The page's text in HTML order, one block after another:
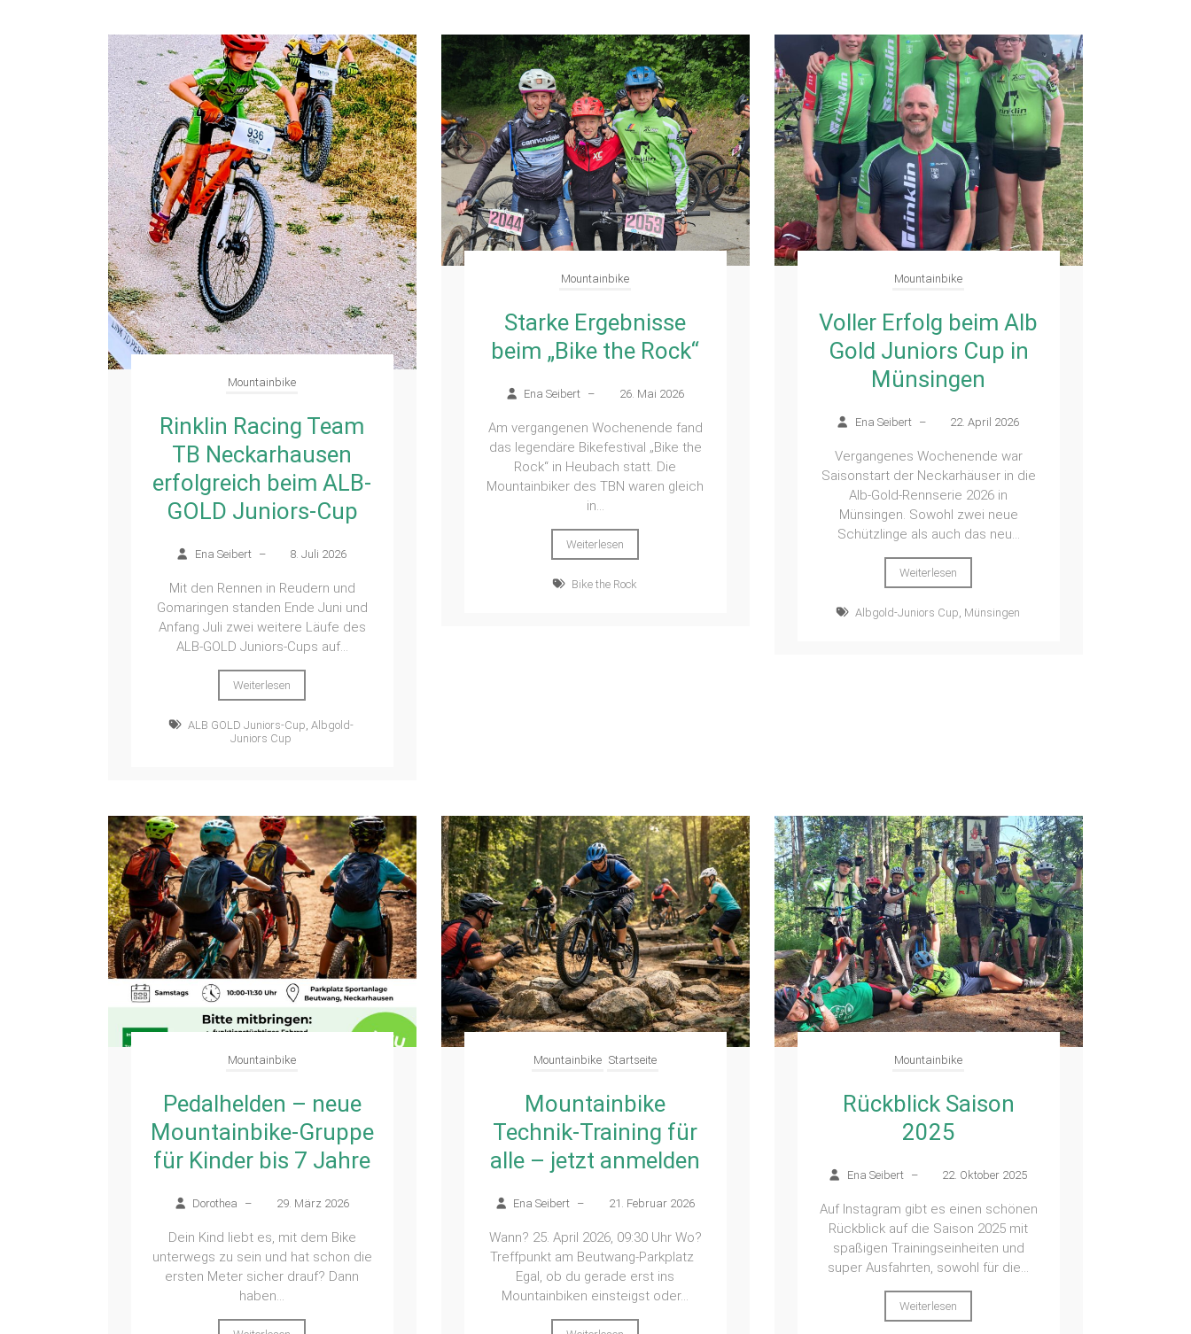
Mountainbike
Rinklin Racing Team
TB Neckarhausen
erfolgreich beim ALB-
GOLD Juniors-Cup
Ena Seibert – 8. Juli 2026
Mit den Rennen in Reudern und
Gomaringen standen Ende Juni und
Anfang Juli zwei weitere Läufe des
ALB-GOLD Juniors-Cups auf...
Weiterlesen
ALB GOLD Juniors-Cup,Albgold-
Juniors Cup
Mountainbike
Starke Ergebnisse
beim „Bike the Rock“
Ena Seibert – 26. Mai 2026
Am vergangenen Wochenende fand
das legendäre Bikefestival „Bike the
Rock“ in Heubach statt. Die
Mountainbiker des TBN waren gleich
in...
Weiterlesen
Bike the Rock
Mountainbike
Voller Erfolg beim Alb
Gold Juniors Cup in
Münsingen
Ena Seibert – 22. April 2026
Vergangenes Wochenende war
Saisonstart der Neckarhäuser in die
Alb-Gold-Rennserie 2026 in
Münsingen. Sowohl zwei neue
Schützlinge als auch das neu...
Weiterlesen
Albgold-Juniors Cup Münsingen
Mountainbike
Pedalhelden – neue
Mountainbike-Gruppe
für Kinder bis 7 Jahre
Dorothea – 29. März 2026
Dein Kind liebt es, mit dem Bike
unterwegs zu sein und hat schon die
ersten Meter sicher drauf? Dann
haben...
Mountainbike Startseite
Mountainbike
Technik-Training für
alle – jetzt anmelden
Ena Seibert – 21. Februar 2026
Wann? 25. April 2026, 09:30 Uhr Wo?
Treffpunkt am Beutwang-Parkplatz
Egal, ob du gerade erst ins
Mountainbiken einsteigst oder...
Mountainbike
Rückblick Saison
2025
Ena Seibert – 22. Oktober 2025
Auf Instagram gibt es einen schönen
Rückblick auf die Saison 2025 mit
spaßigen Trainingseinheiten und
super Ausfahrten, sowohl für die...
Weiterlesen